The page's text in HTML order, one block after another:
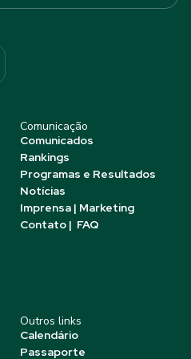
Comunicação
Comunicados
Rankings
Programas e Resultados
Notícias
Imprensa | Marketing
Contato | FAQ
Outros links
Calendário
Passaporte